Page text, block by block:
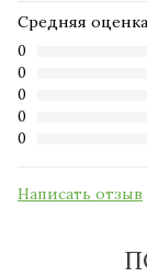
Средняя
0
0
0
0
0
Написать отзыв